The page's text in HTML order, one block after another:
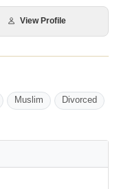
View Profile
Muslim Divorced